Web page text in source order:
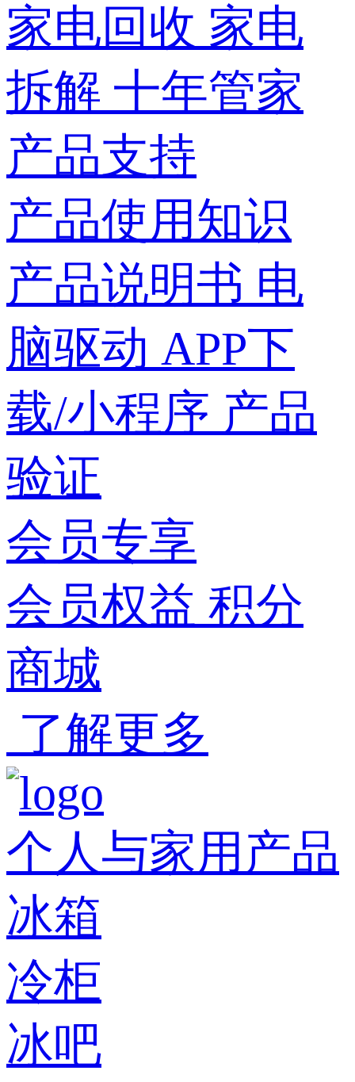
家电回收 家电
拆解 十年管家
产品支持
产品使用知识
产品说明书 电
脑驱动 APP下
载/小程序 产品
验证
会员专享
会员权益 积分
商城
了解更多
个人与家用产品
冰箱
冷柜
冰吧